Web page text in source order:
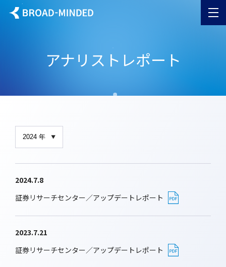
アナリストレポート
2024.7.8
証券リサーチセンター／アップデートレポート
2023.7.21
証券リサーチセンター／アップデートレポート